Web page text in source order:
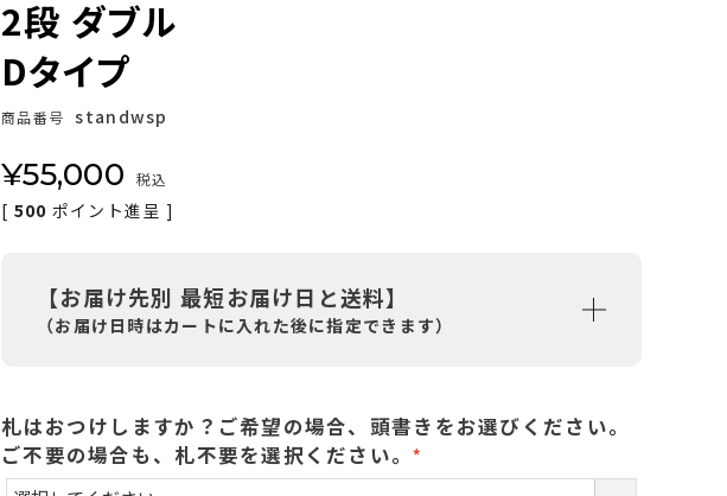
2段 ダブル
Dタイプ
商品番号 standwsp
¥55,000 税込
[ 500 ポイント進呈 ]
【お届け先別 最短お届け日と送料】
（お届け日時はカートに入れた後に指定できます）
札はおつけしますか？ご希望の場合、頭書きをお選びください。
ご不要の場合も、札不要を選択ください。
(